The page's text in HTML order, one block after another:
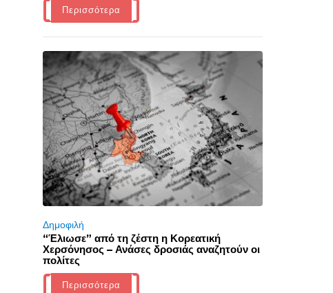
Περισσότερα
Δημοφιλή
“Έλιωσε” από τη ζέστη η Κορεατική
Χερσόνησος – Ανάσες δροσιάς αναζητούν οι
πολίτες
Περισσότερα